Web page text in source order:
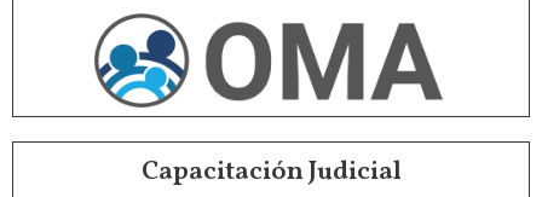
Capacitación Judicial